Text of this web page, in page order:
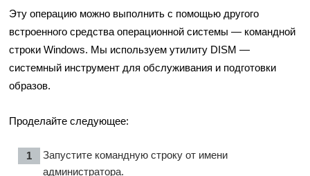
Эту операцию можно выполнить с помощью другого
встроенного средства операционной системы — командной
строки Windows. Мы используем утилиту DISM —
системный инструмент для обслуживания и подготовки
образов.
Проделайте следующее:
Запустите командную строку от имени
администратора.